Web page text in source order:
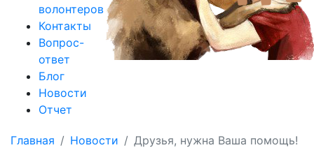
волонтеров
Контакты
Вопрос-
ответ
Блог
Новости
Отчет
Главная Новости Друзья, нужна Ваша помощь!